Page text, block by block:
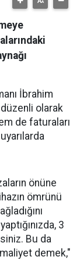
İbrahim
düzenli olarak
de faturaları
önüne
ömrünü
3
Bu da
demek,"